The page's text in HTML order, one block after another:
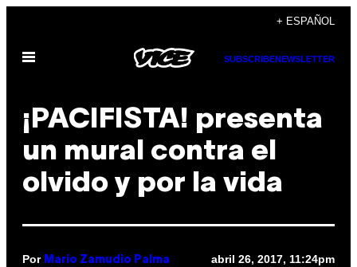
contenido
+ ESPAÑOL
Abrir
SUBSCRIBENEWSLETTER
¡PACIFISTA! presenta
un mural contra el
olvido y por la vida
Por Mario Zamudio Palma abril 26, 2017, 11:24pm